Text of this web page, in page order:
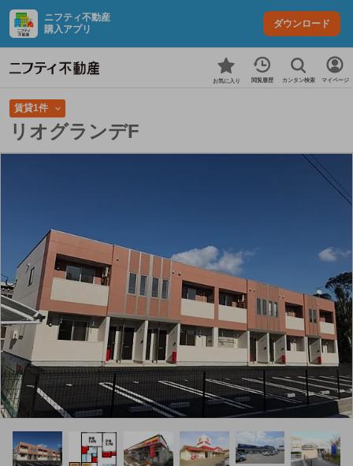
ニフティ不動産
購入アプリ
ダウンロード
お気に入り 閲覧履歴 カンタン検索 マイページ
賃貸1件
リオグランデF